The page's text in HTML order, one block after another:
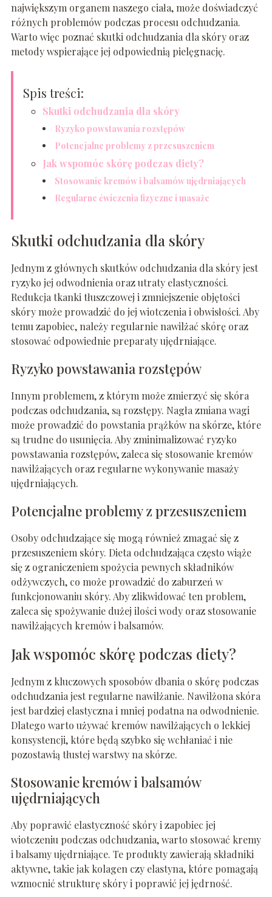
największym organem naszego ciała, może doświadczyć
różnych problemów podczas procesu odchudzania.
Warto więc poznać skutki odchudzania dla skóry oraz
metody wspierające jej odpowiednią pielęgnację.
Spis treści:
Skutki odchudzania dla skóry
Ryzyko powstawania rozstępów
Potencjalne problemy z przesuszeniem
Jak wspomóc skórę podczas diety?
Stosowanie kremów i balsamów ujędrniających
Regularne ćwiczenia fizyczne i masaże
Skutki odchudzania dla skóry
Jednym z głównych skutków odchudzania dla skóry jest
ryzyko jej odwodnienia oraz utraty elastyczności.
Redukcja tkanki tłuszczowej i zmniejszenie objętości
skóry może prowadzić do jej wiotczenia i obwisłości. Aby
temu zapobiec, należy regularnie nawilżać skórę oraz
stosować odpowiednie preparaty ujędrniające.
Ryzyko powstawania rozstępów
Innym problemem, z którym może zmierzyć się skóra
podczas odchudzania, są rozstępy. Nagła zmiana wagi
może prowadzić do powstania prążków na skórze, które
są trudne do usunięcia. Aby zminimalizować ryzyko
powstawania rozstępów, zaleca się stosowanie kremów
nawilżających oraz regularne wykonywanie masaży
ujędrniających.
Potencjalne problemy z przesuszeniem
Osoby odchudzające się mogą również zmagać się z
przesuszeniem skóry. Dieta odchudzająca często wiąże
się z ograniczeniem spożycia pewnych składników
odżywczych, co może prowadzić do zaburzeń w
funkcjonowaniu skóry. Aby zlikwidować ten problem,
zaleca się spożywanie dużej ilości wody oraz stosowanie
nawilżających kremów i balsamów.
Jak wspomóc skórę podczas diety?
Jednym z kluczowych sposobów dbania o skórę podczas
odchudzania jest regularne nawilżanie. Nawilżona skóra
jest bardziej elastyczna i mniej podatna na odwodnienie.
Dlatego warto używać kremów nawilżających o lekkiej
konsystencji, które będą szybko się wchłaniać i nie
pozostawią tłustej warstwy na skórze.
Stosowanie kremów i balsamów
ujędrniających
Aby poprawić elastyczność skóry i zapobiec jej
wiotczeniu podczas odchudzania, warto stosować kremy
i balsamy ujędrniające. Te produkty zawierają składniki
aktywne, takie jak kolagen czy elastyna, które pomagają
wzmocnić strukturę skóry i poprawić jej jędrność.